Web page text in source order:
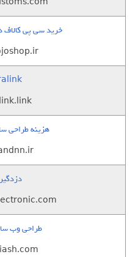
خرید سی پی کالاف
هزینه طراحی
طراحی وب